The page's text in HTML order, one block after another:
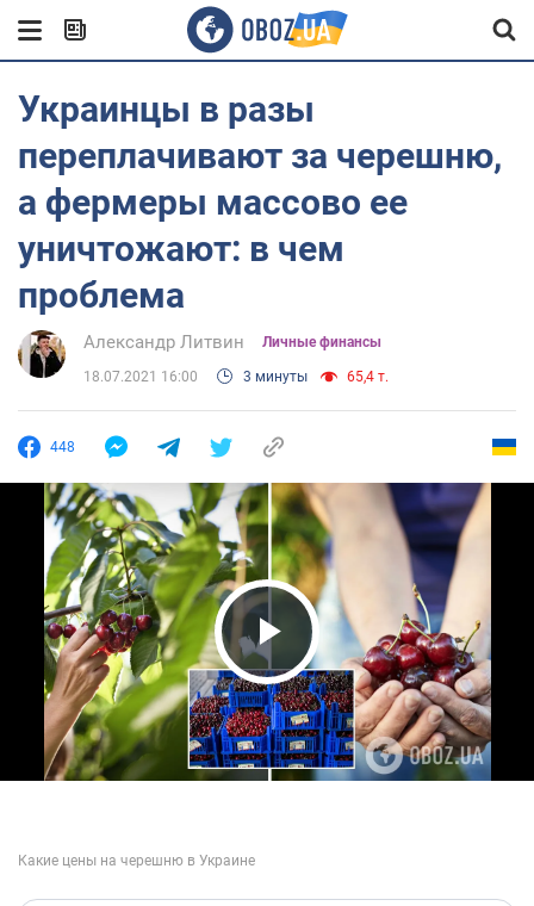
Украинцы в разы
переплачивают за черешню,
а фермеры массово ее
уничтожают: в чем
проблема
Александр Литвин Личные финансы
18.07.2021 16:00 3 минуты 65,4 т.
448
Play Video